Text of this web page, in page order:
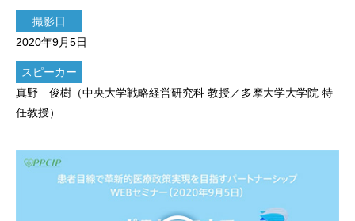
撮影日
2020年9月5日
スピーカー
真野 俊樹（中央大学戦略経営研究科 教授／多摩大学大学院 特
任教授）